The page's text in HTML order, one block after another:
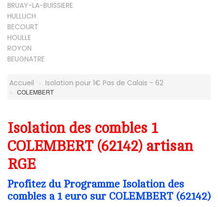
BRUAY-LA-BUISSIERE
HULLUCH
BECOURT
HOULLE
ROYON
BEUGNATRE
Accueil Isolation pour 1€ Pas de Calais - 62
COLEMBERT
Isolation des combles 1
COLEMBERT (62142) artisan
RGE
Profitez du Programme Isolation des
combles a 1 euro sur COLEMBERT (62142)